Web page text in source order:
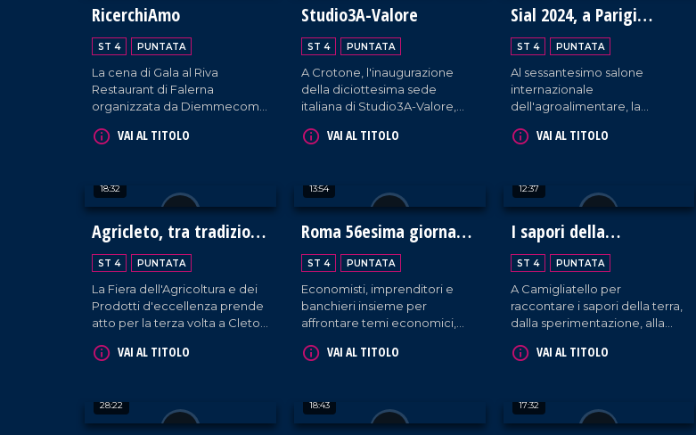
eccellenze Antonio Giulio
Grande e Fortunato Amarelli.
Un incontro importante tra
passato e futuro che ha uno
sguardo rivolto verso il
progresso.
RicerchiAmo
ST 4 PUNTATA
La cena di Gala al Riva
Restaurant di Falerna
organizzata da Diemmecom
mauriziana per raccogliere
dell'UMG.
VAI AL TITOLO
Studio3A-Valore
ST 4 PUNTATA
A Crotone, l'inaugurazione
della diciottesima sede
italiana di Studio3A-Valore,
cittadini quando si tratta di
VAI AL TITOLO
Sial 2024, a Parigi
sfilano le eccellenze
gastronomiche della
Calabria
ST 4 PUNTATA
Al sessantesimo salone
internazionale
dell'agroalimentare, la
patria di bontà culinarie da
VAI AL TITOLO
18:32
Agricleto, tra tradizione
e innovazione
ST 4 PUNTATA
La Fiera dell'Agricoltura e dei
Prodotti d'eccellenza prende
atto per la terza volta a Cleto,
tradizionale e innovativo.
VAI AL TITOLO
13:54
Roma 56esima giornata
del credito
ST 4 PUNTATA
Economisti, imprenditori e
banchieri insieme per
affrontare temi economici,
VAI AL TITOLO
12:37
I sapori della
Biodiversità
ST 4 PUNTATA
A Camigliatello per
raccontare i sapori della terra,
dalla sperimentazione, alla
VAI AL TITOLO
28:22 18:43 17:32